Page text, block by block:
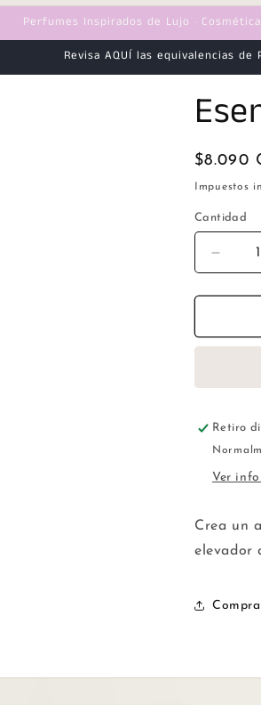
Perfumes Inspirados de Lujo ·
Revisa AQUÍ las equivalencias de
Precio
$8.090
Impuestos
Cantidad
Cantidad
Reducir
para
Retiro
Ver
Crea un
elevador